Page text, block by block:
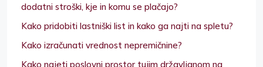
dodatni stroški, kje in komu se plačajo?
Kako pridobiti lastniški list in kako ga najti na spletu?
Kako izračunati vrednost nepremičnine?
Kako najeti poslovni prostor tujim državljanom na